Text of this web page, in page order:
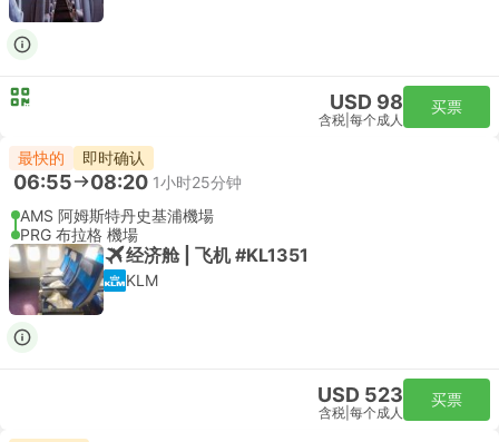
USD 98
含税 每个成人
买票
最快的 即时确认
06:55 08:20 1小时25分钟
AMS 阿姆斯特丹史基浦機場
PRG 布拉格 機場
经济舱 | 飞机 #KL1351
KLM
USD 523
含税 每个成人
买票